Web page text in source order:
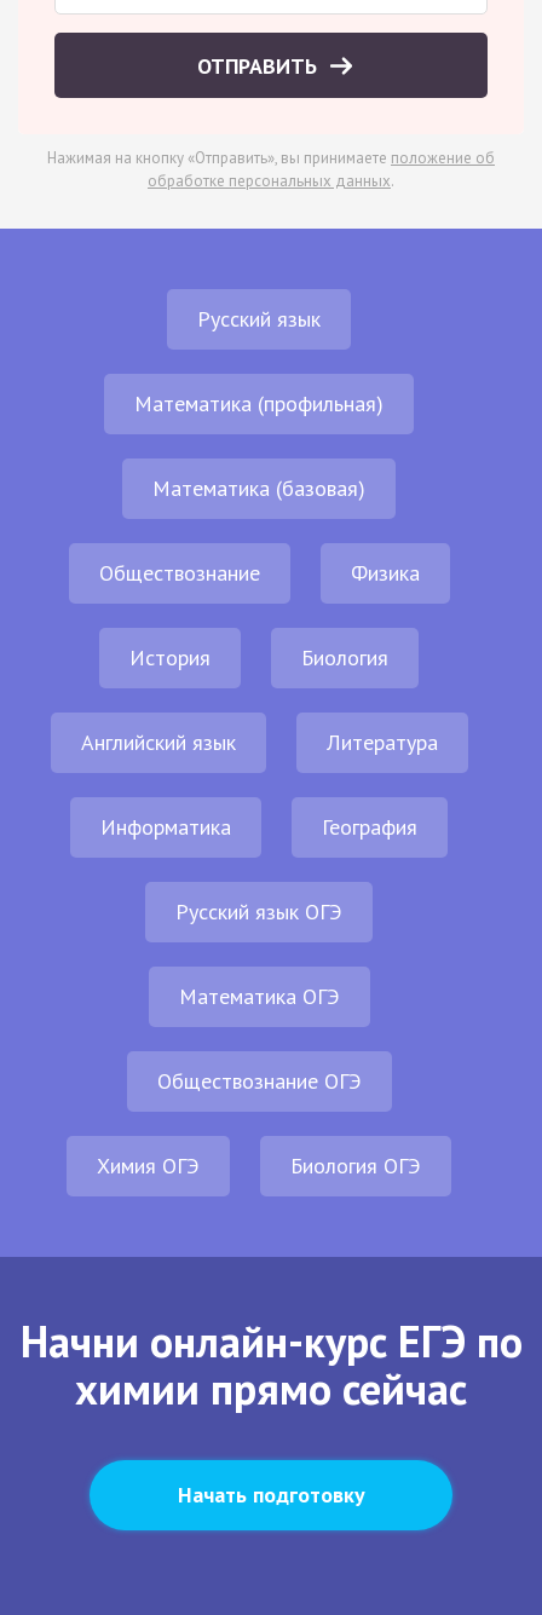
ОТПРАВИТЬ
Нажимая на кнопку «Отправить», вы принимаете положение об
обработке персональных данных.
Русский язык
Математика (профильная)
Математика (базовая)
Обществознание Физика
История Биология
Английский язык Литература
Информатика География
Русский язык ОГЭ
Математика ОГЭ
Обществознание ОГЭ
Химия ОГЭ Биология ОГЭ
Начни онлайн-курс ЕГЭ по
химии прямо сейчас
Начать подготовку